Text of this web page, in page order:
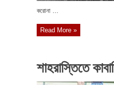
করোনা ...
Read More »
শাহরাস্তিতে